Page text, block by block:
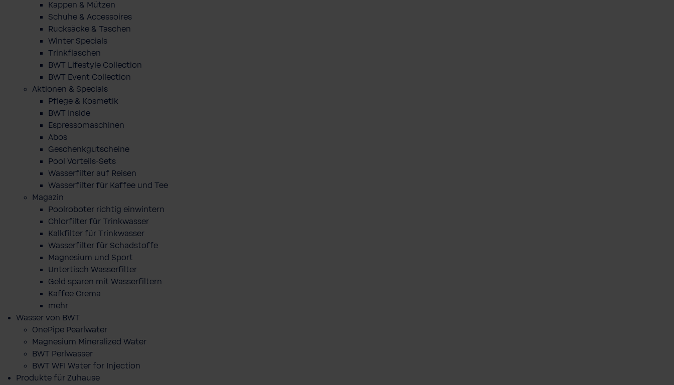
Kappen & Mützen
Schuhe & Accessoires
Rucksäcke & Taschen
Winter Specials
Trinkflaschen
BWT Lifestyle Collection
BWT Event Collection
Aktionen & Specials
Pflege & Kosmetik
BWT Inside
Espressomaschinen
Abos
Geschenkgutscheine
Pool Vorteils-Sets
Wasserfilter auf Reisen
Wasserfilter für Kaffee und Tee
Magazin
Poolroboter richtig einwintern
Chlorfilter für Trinkwasser
Kalkfilter für Trinkwasser
Wasserfilter für Schadstoffe
Magnesium und Sport
Untertisch Wasserfilter
Geld sparen mit Wasserfiltern
Kaffee Crema
mehr
Wasser von BWT
OnePipe Pearlwater
Magnesium Mineralized Water
BWT Perlwasser
BWT WFI Water for Injection
Produkte für Zuhause